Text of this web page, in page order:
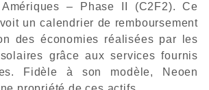
– Phase II (C2F2). Ce
un calendrier de remboursement
des économies réalisées par les
grâce aux services fournis
Fidèle à son modèle, Neoen